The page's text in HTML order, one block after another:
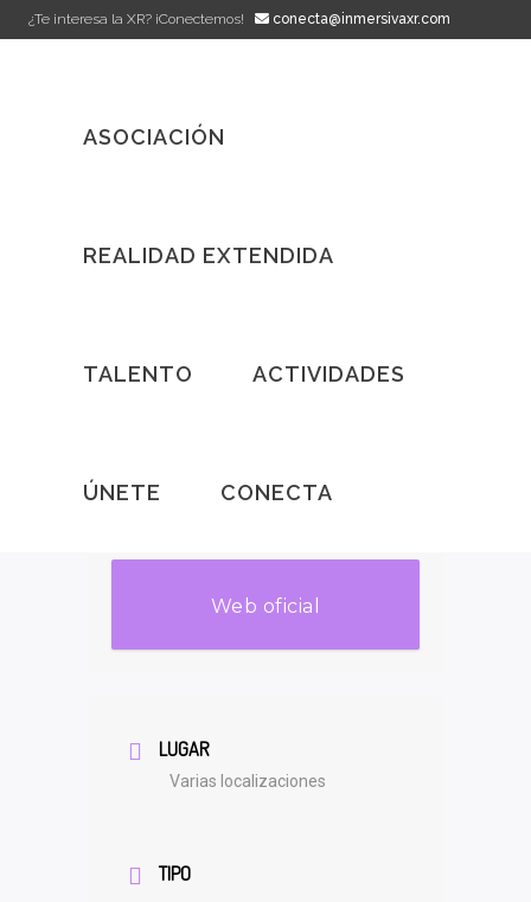
¿Te interesa la XR? ¡Conectemos! conecta@inmersivaxr.com
ASOCIACIÓN
REALIDAD EXTENDIDA
TALENTO ACTIVIDADES
ÚNETE CONECTA
Web oficial
LUGAR
Varias localizaciones
TIPO